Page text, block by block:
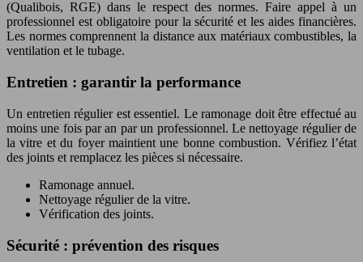
(Qualibois, RGE) dans le respect des normes. Faire appel à un
professionnel est obligatoire pour la sécurité et les aides financières.
Les normes comprennent la distance aux matériaux combustibles, la
ventilation et le tubage.
Entretien : garantir la performance
Un entretien régulier est essentiel. Le ramonage doit être effectué au
moins une fois par an par un professionnel. Le nettoyage régulier de
la vitre et du foyer maintient une bonne combustion. Vérifiez l’état
des joints et remplacez les pièces si nécessaire.
Ramonage annuel.
Nettoyage régulier de la vitre.
Vérification des joints.
Sécurité : prévention des risques